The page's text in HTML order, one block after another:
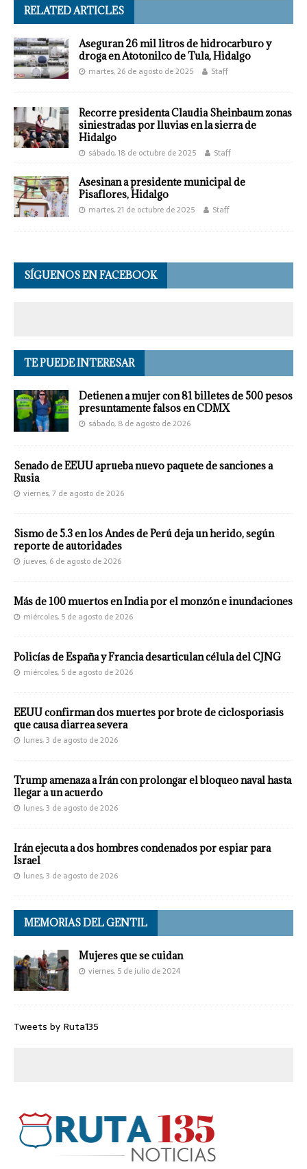
RELATED ARTICLES
Aseguran 26 mil litros de hidrocarburo y
droga en Atotonilco de Tula, Hidalgo
martes, 26 de agosto de 2025 Staff
Recorre presidenta Claudia Sheinbaum zonas
siniestradas por lluvias en la sierra de
Hidalgo
sábado, 18 de octubre de 2025 Staff
Asesinan a presidente municipal de
Pisaflores, Hidalgo
martes, 21 de octubre de 2025 Staff
SÍGUENOS EN FACEBOOK
TE PUEDE INTERESAR
Detienen a mujer con 81 billetes de 500 pesos
presuntamente falsos en CDMX
sábado, 8 de agosto de 2026
Senado de EEUU aprueba nuevo paquete de sanciones a
Rusia
viernes, 7 de agosto de 2026
Sismo de 5.3 en los Andes de Perú deja un herido, según
reporte de autoridades
jueves, 6 de agosto de 2026
Más de 100 muertos en India por el monzón e inundaciones
miércoles, 5 de agosto de 2026
Policías de España y Francia desarticulan célula del CJNG
miércoles, 5 de agosto de 2026
EEUU confirman dos muertes por brote de ciclosporiasis
que causa diarrea severa
lunes, 3 de agosto de 2026
Trump amenaza a Irán con prolongar el bloqueo naval hasta
llegar a un acuerdo
lunes, 3 de agosto de 2026
Irán ejecuta a dos hombres condenados por espiar para
Israel
lunes, 3 de agosto de 2026
MEMORIAS DEL GENTIL
Mujeres que se cuidan
viernes, 5 de julio de 2024
Tweets by Ruta135